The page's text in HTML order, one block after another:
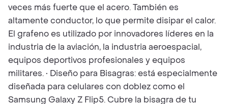
veces más fuerte que el acero. También es
altamente conductor, lo que permite disipar el calor.
El grafeno es utilizado por innovadores líderes en la
industria de la aviación, la industria aeroespacial,
equipos deportivos profesionales y equipos
militares. • Diseño para Bisagras: está especialmente
diseñada para celulares con doblez como el
Samsung Galaxy Z Flip5. Cubre la bisagra de tu